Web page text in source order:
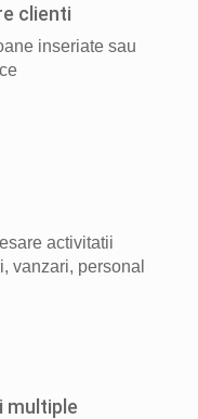
clienti
inseriate sau
activitatii
vanzari, personal
multiple